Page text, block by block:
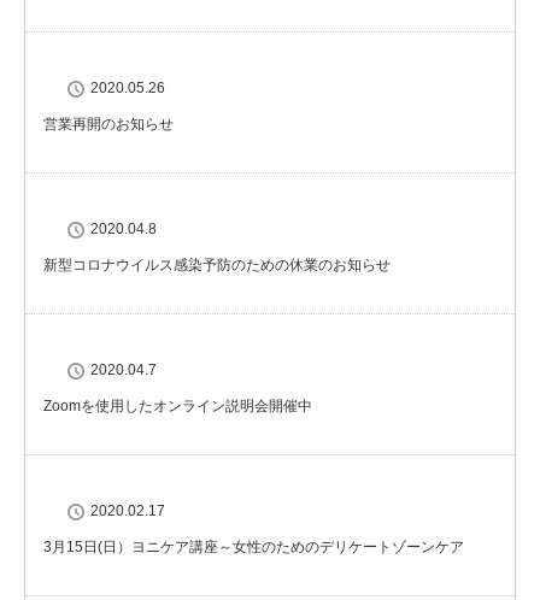
2020.05.26
営業再開のお知らせ
2020.04.8
新型コロナウイルス感染予防のための休業のお知らせ
2020.04.7
Zoomを使用したオンライン説明会開催中
2020.02.17
3月15日(日）ヨニケア講座～女性のためのデリケートゾーンケア